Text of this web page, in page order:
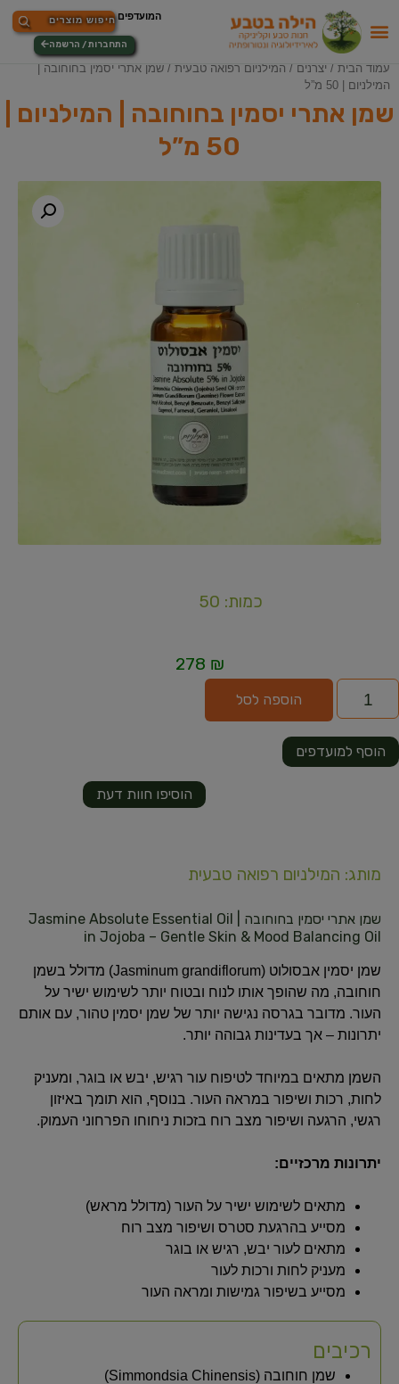
התחברות / הרשמה
עמוד הבית / יצרנים / המילניום רפואה טבעית / שמן אתרי יסמין בחוחובה |
המילניום | 50 מ”ל
שמן אתרי יסמין בחוחובה | המילניום |
50 מ”ל
כמות: 50
278 ₪
הוספה לסל
הוסיפו חוות דעת
הוסף למועדפים
מותג: המילניום רפואה טבעית
שמן אתרי יסמין בחוחובה | Jasmine Absolute Essential Oil
in Jojoba – Gentle Skin & Mood Balancing Oil
שמן יסמין אבסולוט (Jasminum grandiflorum) מדולל בשמן
חוחובה, מה שהופך אותו לנוח ובטוח יותר לשימוש ישיר על
העור. מדובר בגרסה נגישה יותר של שמן יסמין טהור, עם אותם
יתרונות – אך בעדינות גבוהה יותר.
השמן מתאים במיוחד לטיפוח עור רגיש, יבש או בוגר, ומעניק
לחות, רכות ושיפור במראה העור. בנוסף, הוא תומך באיזון
רגשי, הרגעה ושיפור מצב רוח בזכות ניחוחו הפרחוני העמוק.
יתרונות מרכזיים:
מתאים לשימוש ישיר על העור (מדולל מראש)
מסייע בהרגעת סטרס ושיפור מצב רוח
מתאים לעור יבש, רגיש או בוגר
מעניק לחות ורכות לעור
מסייע בשיפור גמישות ומראה העור
רכיבים
שמן חוחובה (Simmondsia Chinensis)